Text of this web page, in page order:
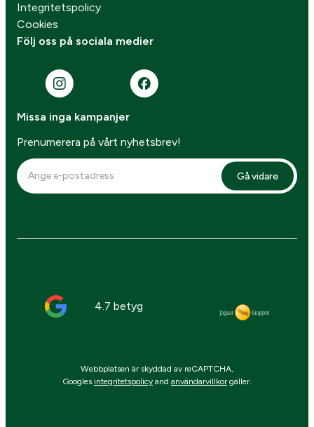
Integritetspolicy
Cookies
Följ oss på sociala medier
Missa inga kampanjer
Prenumerera på vårt nyhetsbrev!
Gå vidare
4.7 betyg
Webbplatsen är skyddad av reCAPTCHA,
Googles integritetspolicy and användarvillkor gäller.